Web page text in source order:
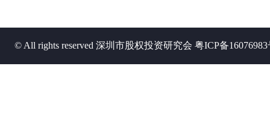
© All rights reserved 深圳市股权投资研究会 粤ICP备16076983